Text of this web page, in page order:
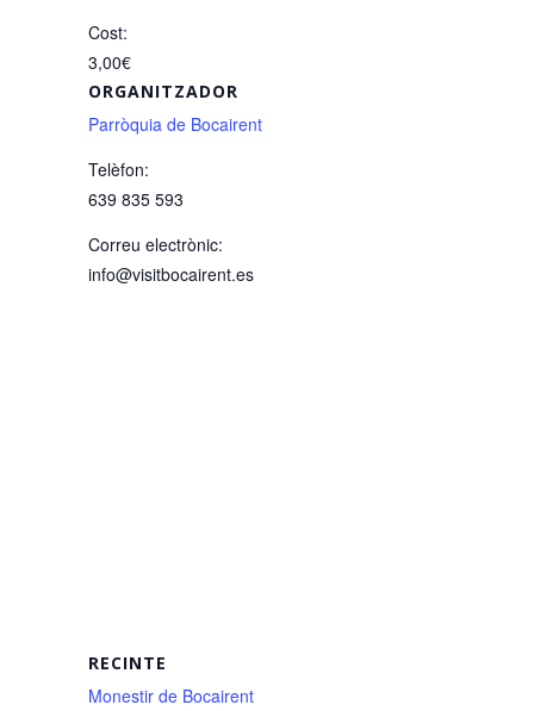
Cost:
3,00€
ORGANITZADOR
Parròquia de Bocairent
Telèfon:
639 835 593
Correu electrònic:
info@visitbocairent.es
RECINTE
Monestir de Bocairent